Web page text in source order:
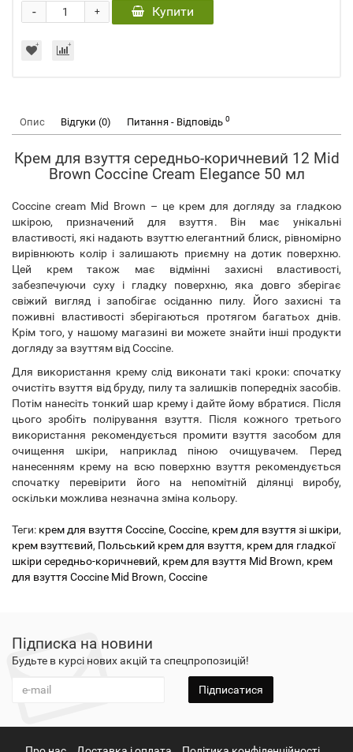
+
- Купити
Опис Відгуки (0) Питання - Відповідь 0
Крем для взуття середньо-коричневий 12 Mid
Brown Coccine Cream Elegance 50 мл
Coccine cream Mid Brown – це крем для догляду за гладкою
шкірою, призначений для взуття. Він має унікальні
властивості, які надають взуттю елегантний блиск, рівномірно
вирівнюють колір і залишають приємну на дотик поверхню.
Цей крем також має відмінні захисні властивості,
забезпечуючи суху і гладку поверхню, яка довго зберігає
свіжий вигляд і запобігає осіданню пилу. Його захисні та
поживні властивості зберігаються протягом багатьох днів.
Крім того, у нашому магазині ви можете знайти інші продукти
догляду за взуттям від Coccine.
Для використання крему слід виконати такі кроки: спочатку
очистіть взуття від бруду, пилу та залишків попередніх засобів.
Потім нанесіть тонкий шар крему і дайте йому вбратися. Після
цього зробіть полірування взуття. Після кожного третього
використання рекомендується промити взуття засобом для
очищення шкіри, наприклад піною очищувачем. Перед
нанесенням крему на всю поверхню взуття рекомендується
спочатку перевірити його на непомітній ділянці виробу,
оскільки можлива незначна зміна кольору.
Теги: крем для взуття Coccine, Coccine, крем для взуття зі шкіри,
крем взуттєвий, Польський крем для взуття, крем для гладкої
шкіри середньо-коричневий, крем для взуття Mid Brown, крем
для взуття Coccine Mid Brown, Coccine
Підписка на новини
Будьте в курсі нових акцій та спецпропозицій!
Підписатися